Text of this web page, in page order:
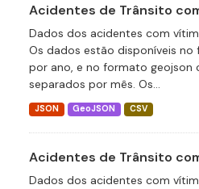
Acidentes de Trânsito
Dados dos acidentes com
Os dados estão disponíveis no
por ano, e no formato geojson
separados por mês. Os...
JSON GeoJSON CSV
Acidentes de Trânsito
Dados dos acidentes com